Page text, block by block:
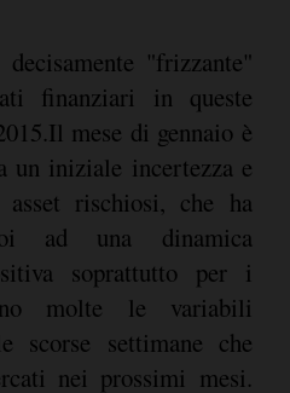
"frizzante"
finanziari in queste
mese di gennaio è
un iniziale incertezza e
asset rischiosi, che ha
ad una dinamica
soprattutto per i
molte le variabili
scorse settimane che
nei prossimi mesi.